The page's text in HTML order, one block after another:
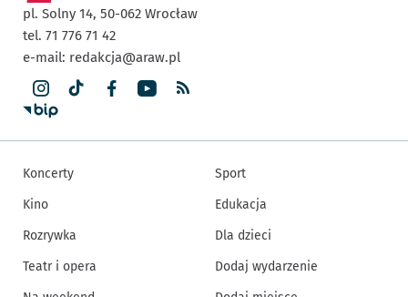
pl. Solny 14, 50-062 Wrocław
tel. 71 776 71 42
e-mail: redakcja@araw.pl
Koncerty
Kino
Rozrywka
Teatr i opera
Sport
Edukacja
Dla dzieci
Dodaj wydarzenie